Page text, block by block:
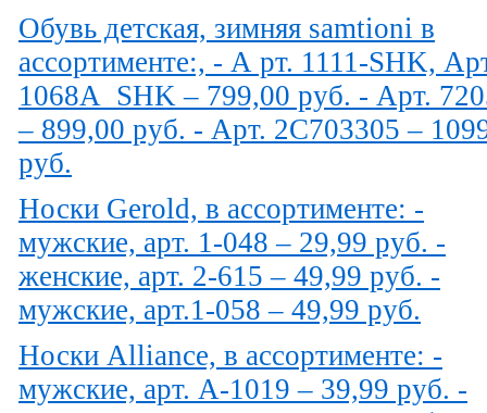
Обувь детская, зимняя samtioni в
ассортименте:, - А рт. 1111-SHK,
1068A_SHK – 799,00 руб. - Арт.
– 899,00 руб. - Арт. 2C703305 –
руб.
Носки Gerold, в ассортименте: -
мужские, арт. 1-048 – 29,99 руб. -
женские, арт. 2-615 – 49,99 руб. -
мужские, арт.1-058 – 49,99 руб.
Носки Alliance, в ассортименте: -
мужские, арт. A-1019 – 39,99 руб. -